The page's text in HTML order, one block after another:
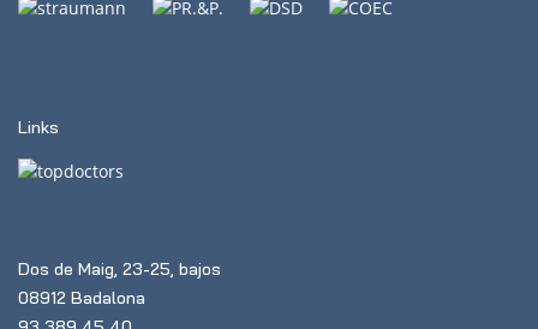
Links
Dos de Maig, 23-25, bajos
08912 Badalona